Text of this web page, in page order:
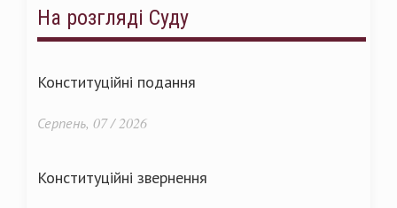
На розгляді Суду
Конституційні подання
Серпень, 07 / 2026
Конституційні звернення